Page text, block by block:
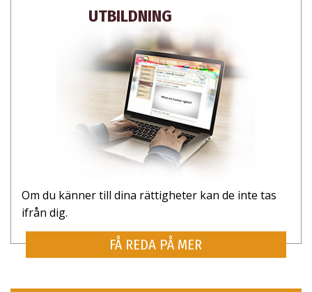
UTBILDNING
Om du känner till dina rättigheter kan de inte tas
ifrån dig.
FÅ REDA PÅ MER